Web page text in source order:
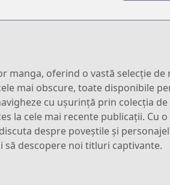
manga, oferind o vastă selecție
mai obscure, toate disponibile
cu ușurință prin colecția
la cele mai recente publicații.
despre poveștile și
să descopere noi titluri captivante.